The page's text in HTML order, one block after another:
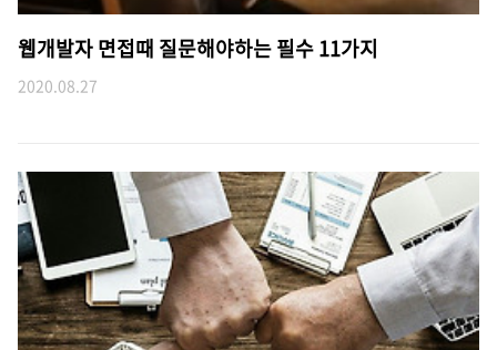
웹개발자 면접때 질문해야하는 필수 11가지
2020.08.27